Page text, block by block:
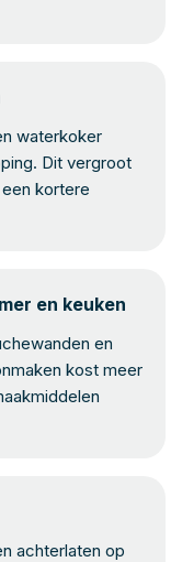
waterkoker
Dit vergroot
kortere
en keuken
en
kost meer
achterlaten op